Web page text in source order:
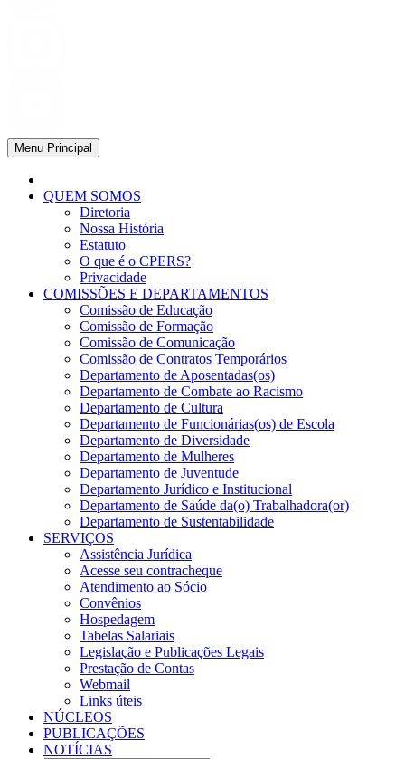
Menu Principal
QUEM SOMOS
Diretoria
Nossa História
Estatuto
O que é o CPERS?
Privacidade
COMISSÕES E DEPARTAMENTOS
Comissão de Educação
Comissão de Formação
Comissão de Comunicação
Comissão de Contratos Temporários
Departamento de Aposentadas(os)
Departamento de Combate ao Racismo
Departamento de Cultura
Departamento de Funcionárias(os) de Escola
Departamento de Diversidade
Departamento de Mulheres
Departamento de Juventude
Departamento Jurídico e Institucional
Departamento de Saúde da(o) Trabalhadora(or)
Departamento de Sustentabilidade
SERVIÇOS
Assistência Jurídica
Acesse seu contracheque
Atendimento ao Sócio
Convênios
Hospedagem
Tabelas Salariais
Legislação e Publicações Legais
Prestação de Contas
Webmail
Links úteis
NÚCLEOS
PUBLICAÇÕES
NOTÍCIAS